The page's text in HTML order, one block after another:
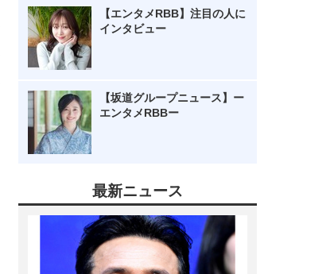
【エンタメRBB】注目の人に
インタビュー
【坂道グループニュース】ー
エンタメRBBー
最新ニュース